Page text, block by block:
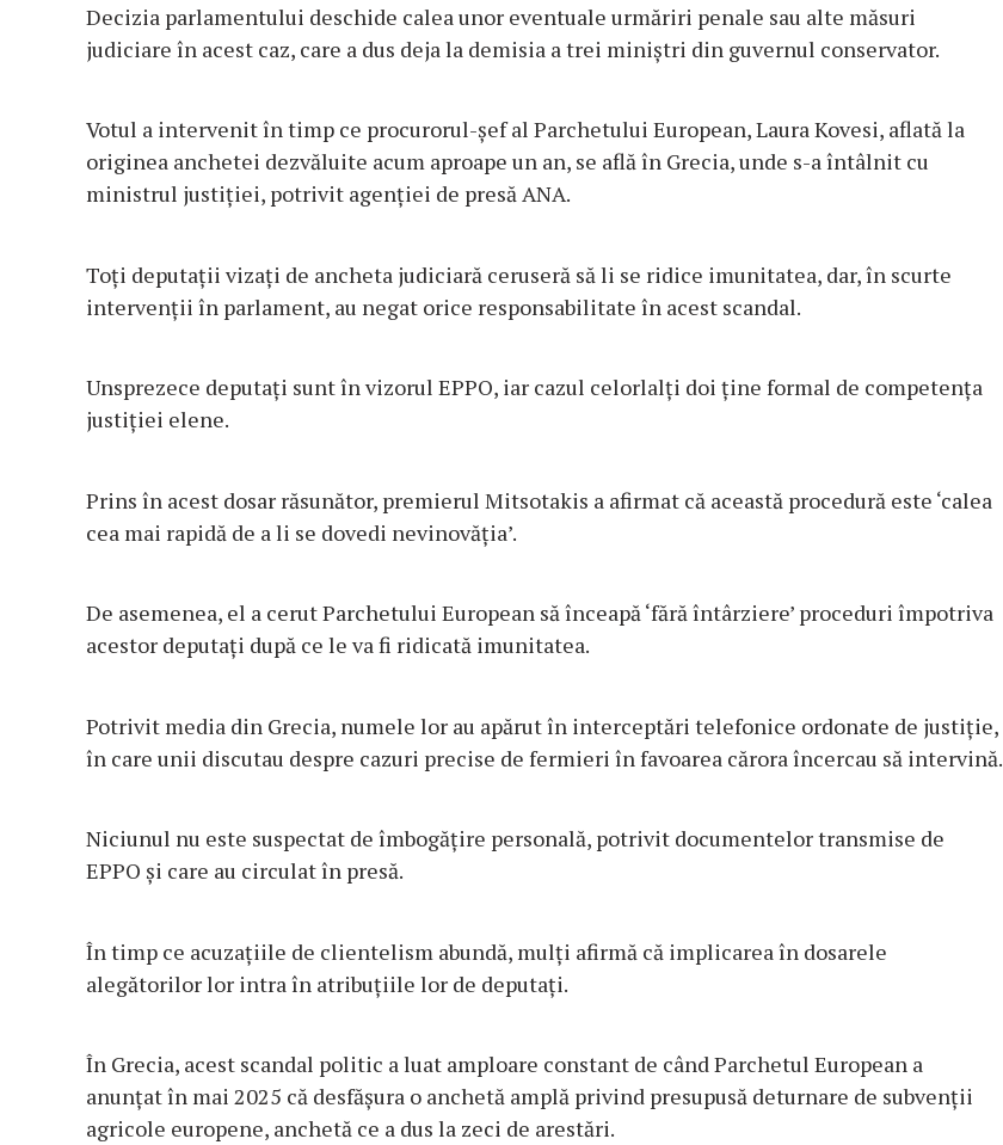
Decizia parlamentului deschide calea unor eventuale urmăriri penale sau alte măsuri
judiciare în acest caz, care a dus deja la demisia a trei miniştri din guvernul conservator.
Votul a intervenit în timp ce procurorul-şef al Parchetului European, Laura Kovesi, aflată la
originea anchetei dezvăluite acum aproape un an, se află în Grecia, unde s-a întâlnit cu
ministrul justiţiei, potrivit agenţiei de presă ANA.
Toţi deputaţii vizaţi de ancheta judiciară ceruseră să li se ridice imunitatea, dar, în scurte
intervenţii în parlament, au negat orice responsabilitate în acest scandal.
Unsprezece deputaţi sunt în vizorul EPPO, iar cazul celorlalţi doi ţine formal de competenţa
justiţiei elene.
Prins în acest dosar răsunător, premierul Mitsotakis a afirmat că această procedură este ‘calea
cea mai rapidă de a li se dovedi nevinovăţia’.
De asemenea, el a cerut Parchetului European să înceapă ‘fără întârziere’ proceduri împotriva
acestor deputaţi după ce le va fi ridicată imunitatea.
Potrivit media din Grecia, numele lor au apărut în interceptări telefonice ordonate de justiţie,
în care unii discutau despre cazuri precise de fermieri în favoarea cărora încercau să intervină.
Niciunul nu este suspectat de îmbogăţire personală, potrivit documentelor transmise de
EPPO şi care au circulat în presă.
În timp ce acuzaţiile de clientelism abundă, mulţi afirmă că implicarea în dosarele
alegătorilor lor intra în atribuţiile lor de deputaţi.
În Grecia, acest scandal politic a luat amploare constant de când Parchetul European a
anunţat în mai 2025 că desfăşura o anchetă amplă privind presupusă deturnare de subvenţii
agricole europene, anchetă ce a dus la zeci de arestări.